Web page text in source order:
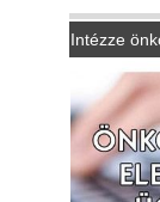
Intézze